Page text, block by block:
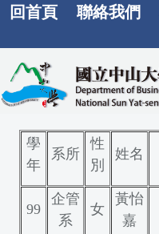
跳
要
內
回首頁 聯絡我們
學
年
系所
性
別
姓名
99
企管
系
女
黃怡
嘉